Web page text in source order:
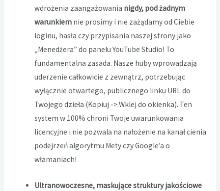
wdrożenia zaangażowania nigdy, pod żadnym
warunkiem nie prosimy i nie zażądamy od Ciebie
loginu, hasła czy przypisania naszej strony jako
„Menedżera” do panelu YouTube Studio! To
fundamentalna zasada. Nasze huby wprowadzają
uderzenie całkowicie z zewnątrz, potrzebując
wyłącznie otwartego, publicznego linku URL do
Twojego dzieła (Kopiuj -> Wklej do okienka). Ten
system w 100% chroni Twoje uwarunkowania
licencyjne i nie pozwala na nałożenie na kanał cienia
podejrzeń algorytmu Mety czy Google’a o
włamaniach!
Ultranowoczesne, maskujące struktury jakościowe